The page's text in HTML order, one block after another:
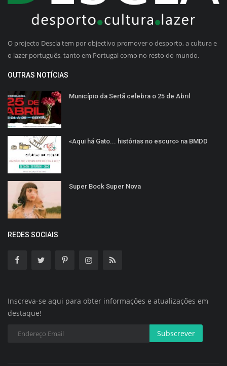
O projecto Descla tem por objectivo promover o desporto, a cultura e
o lazer português, tanto em Portugal como no resto do mundo.
OUTRAS NOTÍCIAS
Município da Sertã celebra o 25 de Abril
«Aqui há Gato... histórias no escuro» na BMDD
Super Bock Super Nova
REDES SOCIAIS
Inscreva-se aqui para obter informações e atualizações em
destaque!
Subscrever